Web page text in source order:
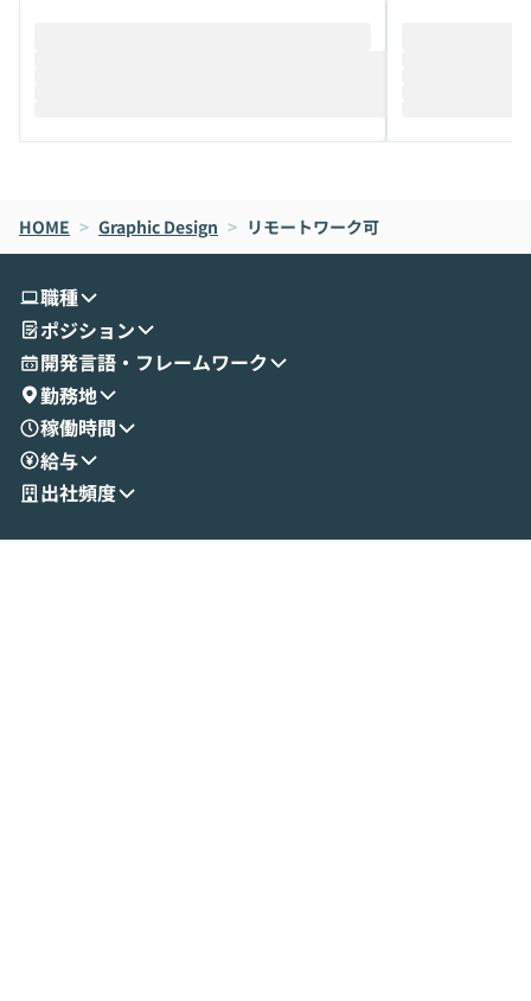
メルカリでの判断基準をもとに「なぜClau
oworkの基本的な機能をご紹介いただきま
す。 続く公開デモでは、実際にCoworkを
せいただきます。数分でワークフローが完
成する手軽さや、Gmail等の外部サービス
とセキュアに連携できるポイントなど、実
演を通じて具体的なイメージをお届けしま
す。 後半のディスカッションでは、セキュ
リティの考え方や社内導入の進め方など、
現場目線でさらに深掘りしていきます。
「自分の業務をAIで自動化してみたいけ
いう方にこそ参加いただきたいイベントで
それぞれの本当
ント構築の最前
HOME > Graphic Design > リモートワーク可
職種
ポジション
開発言語・フレームワーク
勤務地
稼働時間
給与
出社頻度